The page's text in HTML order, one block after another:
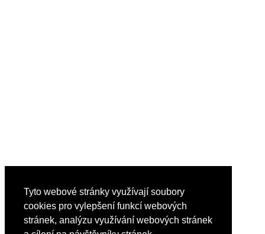
Tyto webové stránky využívají soubory
cookies pro vylepšení funkcí webových
stránek, analýzu využívání webových stránek